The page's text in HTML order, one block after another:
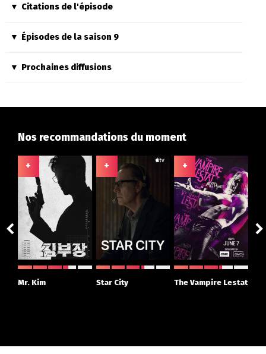
Citations de l'épisode
Épisodes de la saison 9
Prochaines diffusions
Nos recommandations du moment
+
Mr. Kim
+
Star City
+
The Vampire Lestat